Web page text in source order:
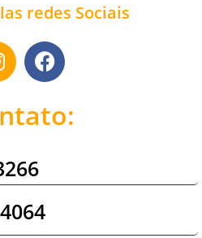
redes Sociais